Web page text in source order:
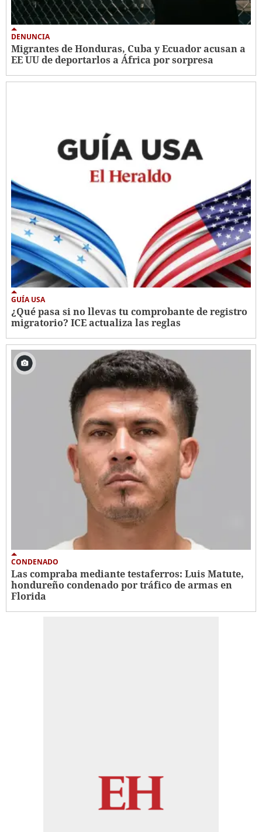
DENUNCIA
Migrantes de Honduras, Cuba y Ecuador acusan a
EE UU de deportarlos a África por sorpresa
GUÍA USA
¿Qué pasa si no llevas tu comprobante de registro
migratorio? ICE actualiza las reglas
CONDENADO
Las compraba mediante testaferros: Luis Matute,
hondureño condenado por tráfico de armas en
Florida